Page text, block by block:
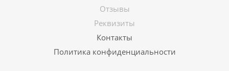
Отзывы
Реквизиты
Контакты
Политика конфиденциальности